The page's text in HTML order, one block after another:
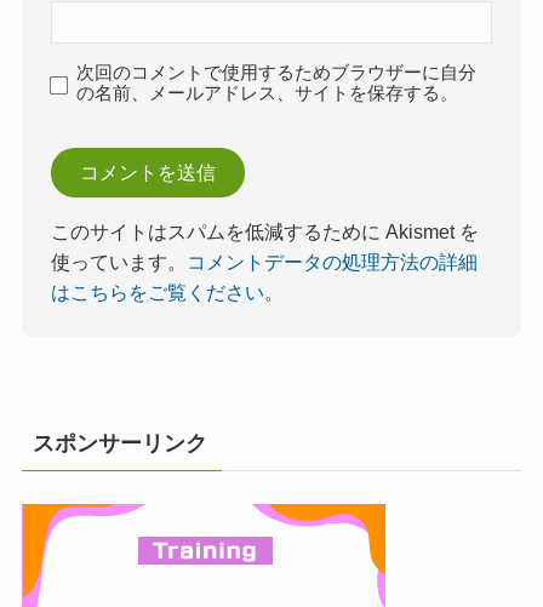
次回のコメントで使用するためブラウザーに自分
の名前、メールアドレス、サイトを保存する。
このサイトはスパムを低減するために Akismet を
使っています。
コメントデータの処理方法の詳細
はこちらをご覧ください。
スポンサーリンク